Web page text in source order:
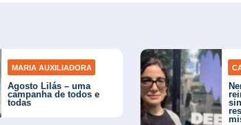
MARIA AUXILIADORA
Agosto Lilás – uma
campanha de todos e
todas